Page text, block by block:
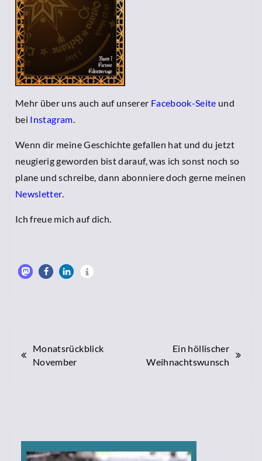
Mehr über uns auch auf unserer Facebook-Seite und
bei Instagram.
Wenn dir meine Geschichte gefallen hat und du jetzt
neugierig geworden bist darauf, was ich sonst noch so
plane und schreibe, dann abonniere doch gerne meinen
Newsletter.
Ich freue mich auf dich.
Beitragsnavigation
Monatsrückblick
November
Ein höllischer
Weihnachtswunsch